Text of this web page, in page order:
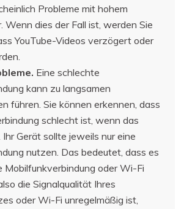
Probleme mit hohem
Wenn dies der Fall ist, werden Sie
YouTube-Videos verzögert oder
Eine schlechte
kann zu langsamen
führen. Sie können erkennen, dass
schlecht ist, wenn das
Gerät sollte jeweils nur eine
nutzen. Das bedeutet, dass es
Mobilfunkverbindung oder Wi-Fi
die Signalqualität Ihres
oder Wi-Fi unregelmäßig ist,